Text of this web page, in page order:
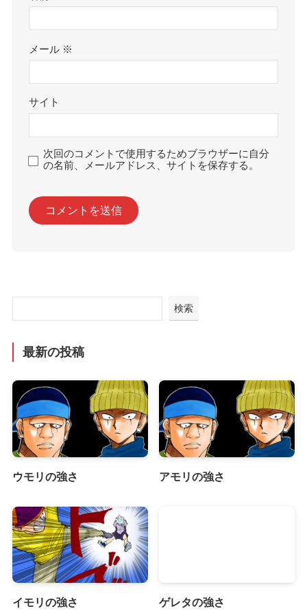
メール ※
サイト
次回のコメントで使用するためブラウザーに自分
の名前、メールアドレス、サイトを保存する。
検索
最新の投稿
ウモリの強さ アモリの強さ
イモリの強さ ゲレタの強さ